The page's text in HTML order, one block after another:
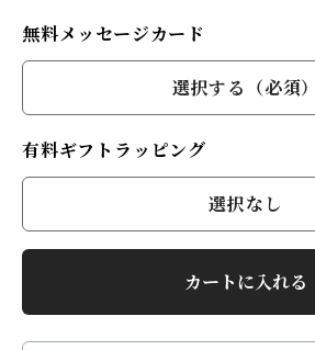
無料メッセージカード
選択する（必須）
有料ギフトラッピング
選択なし
カートに入れる